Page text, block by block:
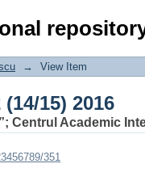
15) 2016
→ View Item
15) 2016
Centrul Academic
351